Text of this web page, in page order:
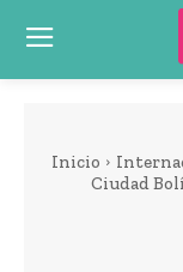
Inicio
Ciudad